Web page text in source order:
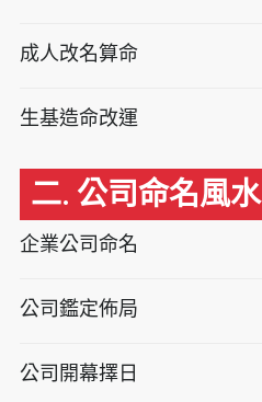
成人改名算命
生基造命改運
二. 公司命名風水
企業公司命名
公司鑑定佈局
公司開幕擇日